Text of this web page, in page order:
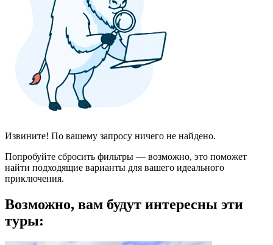
Извините! По вашему запросу ничего не найдено.
Попробуйте сбросить фильтры — возможно, это поможет
найти подходящие варианты для вашего идеального
приключения.
Возможно, вам будут интересны эти
туры: